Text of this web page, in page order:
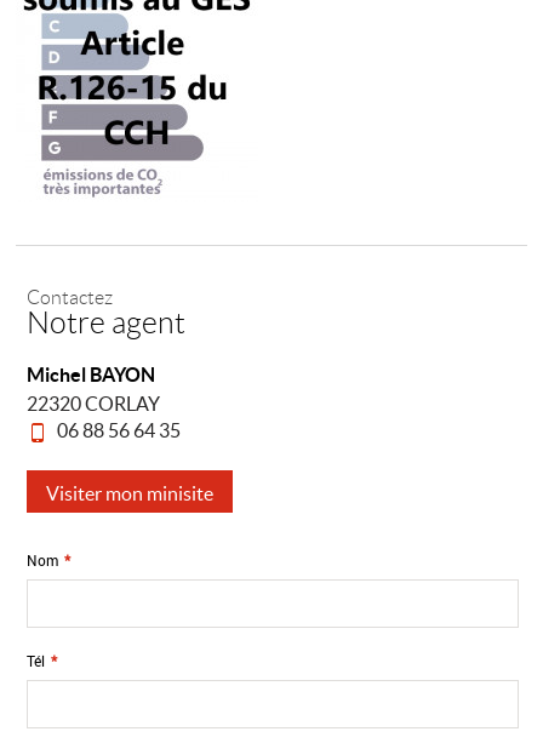
Contactez
Notre agent
Michel BAYON
22320 CORLAY
06 88 56 64 35
Visiter mon minisite
Nom *
Tél *